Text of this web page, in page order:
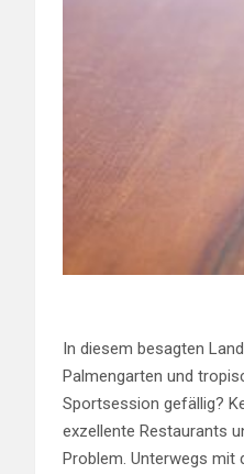
In diesem besagten
Palmengarten und
Sportsession gefällig?
exzellente Restaurants
Problem. Unterwegs mit